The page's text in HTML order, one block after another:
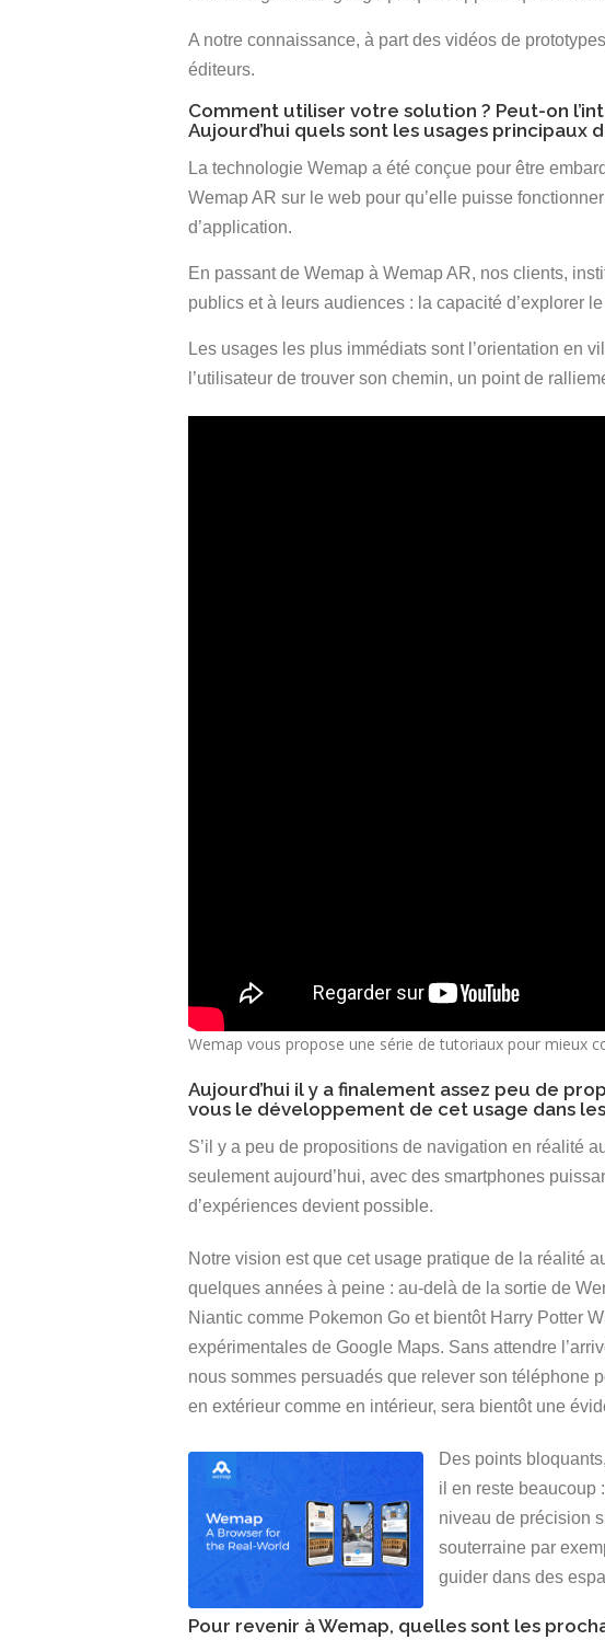
A notre connaissance, à part des vidéos de
éditeurs.
Comment utiliser votre solution ? Peut-on
Aujourd’hui quels sont les usages principaux
La technologie Wemap a été conçue pour être
Wemap AR sur le web pour qu’elle puisse
d’application.
En passant de Wemap à Wemap AR, nos clients,
publics et à leurs audiences : la capacité d’explorer
Les usages les plus immédiats sont l’orientation en
l’utilisateur de trouver son chemin, un point de
Wemap vous propose une série de tutoriaux pour mieux
Aujourd’hui il y a finalement assez peu de
vous le développement de cet usage dans
S’il y a peu de propositions de navigation en réalité
seulement aujourd’hui, avec des smartphones
d’expériences devient possible.
Notre vision est que cet usage pratique de la réalité
quelques années à peine : au-delà de la sortie de
Niantic comme Pokemon Go et bientôt Harry Potter
expérimentales de Google Maps. Sans attendre
nous sommes persuadés que relever son téléphone
en extérieur comme en intérieur, sera bientôt une
Des points
il en reste beaucoup
niveau de précision
souterraine par
guider dans des
Pour revenir à Wemap, quelles sont les